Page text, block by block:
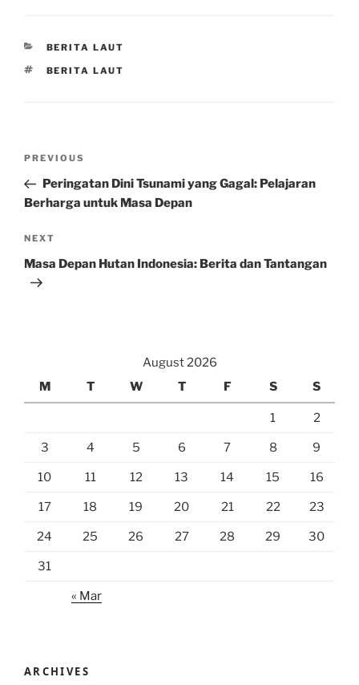
CATEGORIES
BERITA LAUT
TAGS
BERITA LAUT
Previous
Post
PREVIOUS
Peringatan Dini Tsunami yang Gagal: Pelajaran
Berharga untuk Masa Depan
Next
Post
NEXT
Masa Depan Hutan Indonesia: Berita dan Tantangan
August 2026
M
T W T F S S
1 2
3 4 5 6 7 8 9
10 11 12 13 14 15 16
17 18 19 20 21 22 23
24 25 26 27 28 29 30
31
« Mar
ARCHIVES